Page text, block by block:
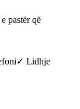
pastër që
✓ Lidhje